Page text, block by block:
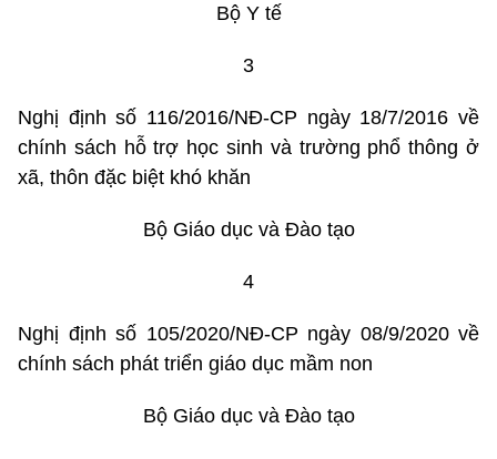
Bộ Y tế
3
Nghị định số 116/2016/NĐ-CP ngày 18/7/2016 về
chính sách hỗ trợ học sinh và trường phổ thông ở
xã, thôn đặc biệt khó khăn
Bộ Giáo dục và Đào tạo
4
Nghị định số 105/2020/NĐ-CP ngày 08/9/2020 về
chính sách phát triển giáo dục mầm non
Bộ Giáo dục và Đào tạo